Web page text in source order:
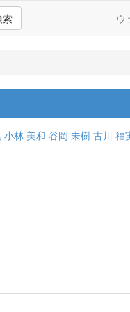
索 ウ
小林 美和 谷岡 未樹 古川 福